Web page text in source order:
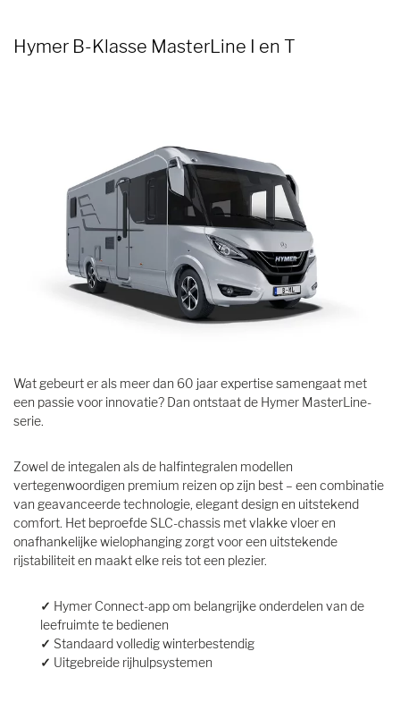
Hymer B-Klasse MasterLine I en T
Wat gebeurt er als meer dan 60 jaar expertise samengaat met
een passie voor innovatie? Dan ontstaat de Hymer MasterLine-
serie.
Zowel de integalen als de halfintegralen modellen
vertegenwoordigen premium reizen op zijn best – een combinatie
van geavanceerde technologie, elegant design en uitstekend
comfort. Het beproefde SLC-chassis met vlakke vloer en
onafhankelijke wielophanging zorgt voor een uitstekende
rijstabiliteit en maakt elke reis tot een plezier.
✓ Hymer Connect-app om belangrijke onderdelen van de
leefruimte te bedienen
✓ Standaard volledig winterbestendig
✓ Uitgebreide rijhulpsystemen